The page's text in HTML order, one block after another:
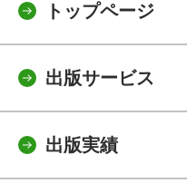
トップページ
出版サービス
出版実績